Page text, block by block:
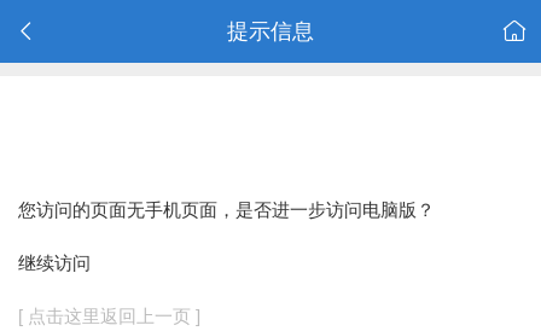
提示信息
您访问的页面无手机页面，是否进一步访问电脑版？
继续访问
[ 点击这里返回上一页 ]